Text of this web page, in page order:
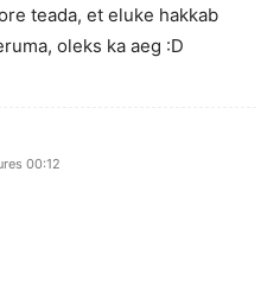
teada, et eluke hakkab
oleks ka aeg :D
00:12